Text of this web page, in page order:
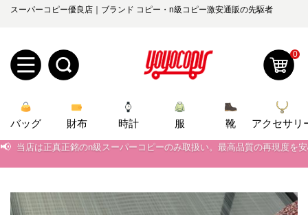
スーパーコピー優良店｜ブランド コピー・n級コピー激安通販の先駆者
規
ユ
ロ
グ
0
バッグ 財布 時計 服 靴 アクセサリ
📢 当店は正真正銘のn級スーパーコピーのみ取扱い。最高品質の再現度を
📢 当店は正真正銘のn級スーパーコピーのみ取扱い。最高品質の再現度を